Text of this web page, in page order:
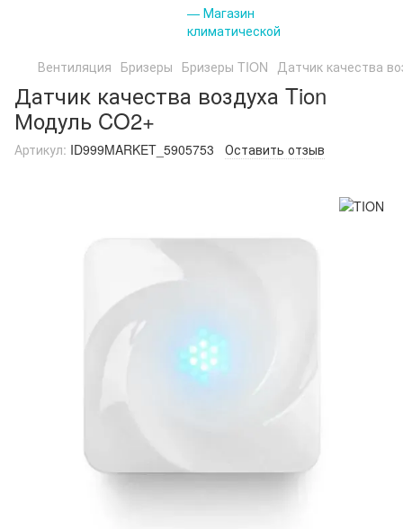
Вентиляция Бризеры Бризеры TION Датчик качества
Датчик качества воздуха Tion
Модуль CO2+
Артикул: ID999MARKET_5905753 Оставить отзыв